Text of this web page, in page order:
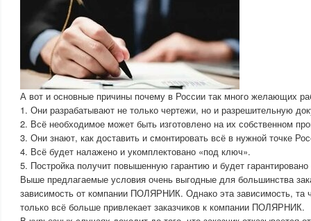
А вот и основные причины почему в России так много желающих
1. Они разрабатывают не только чертежи, но и разрешительную
2. Всё необходимое может быть изготовлено на их собственном
3. Они знают, как доставить и смонтировать всё в нужной точке
4. Всё будет налажено и укомплектовано «под ключ».
5. Постройка получит повышенную гарантию и будет
Выше предлагаемые условия очень выгодные для большинства
зависимость от компании ПОЛЯРНИК. Однако эта зависимость, та
только всё больше привлекает заказчиков к компании ПОЛЯРНИК.